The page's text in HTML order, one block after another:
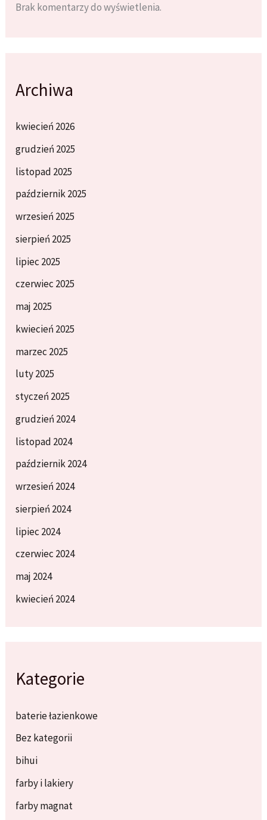
Brak komentarzy do wyświetlenia.
Archiwa
kwiecień 2026
grudzień 2025
listopad 2025
październik 2025
wrzesień 2025
sierpień 2025
lipiec 2025
czerwiec 2025
maj 2025
kwiecień 2025
marzec 2025
luty 2025
styczeń 2025
grudzień 2024
listopad 2024
październik 2024
wrzesień 2024
sierpień 2024
lipiec 2024
czerwiec 2024
maj 2024
kwiecień 2024
Kategorie
baterie łazienkowe
Bez kategorii
bihui
farby i lakiery
farby magnat